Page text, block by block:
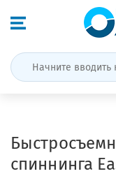
спиннинга